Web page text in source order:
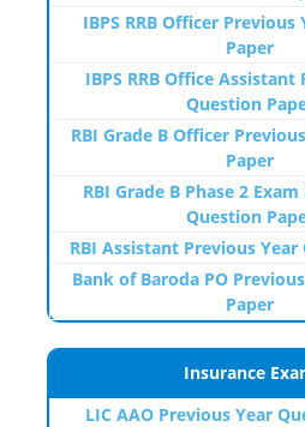
IBPS RRB Officer Previous
Paper
IBPS RRB Office Assistant
Question
RBI Grade B Officer
Paper
RBI Grade B Phase 2
Question
RBI Assistant Previous
Bank of Baroda PO
Paper
Insurance
LIC AAO Previous Year